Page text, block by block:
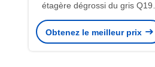
étagère dégrossi du gris Q195
d'affichage de supermarché
Obtenez le meilleur prix